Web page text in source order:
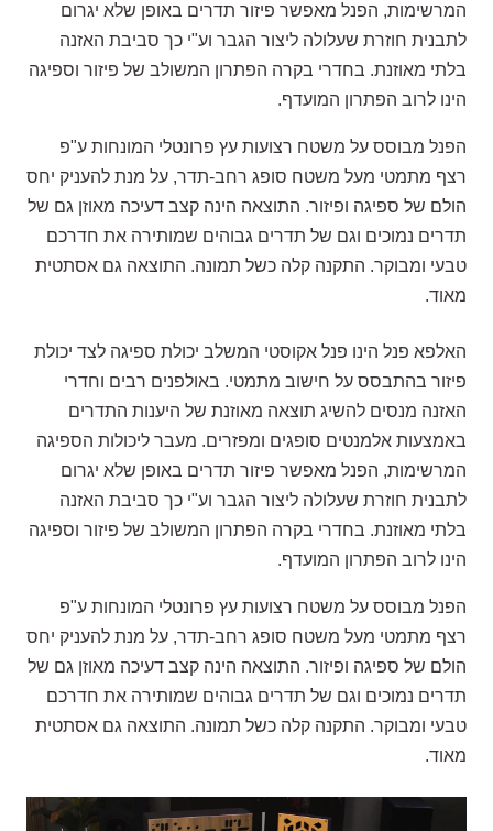
המרשימות, הפנל מאפשר פיזור תדרים באופן שלא יגרום
לתבנית חוזרת שעלולה ליצור הגבר וע"י כך סביבת האזנה
בלתי מאוזנת. בחדרי בקרה הפתרון המשולב של פיזור וספיגה
הינו לרוב הפתרון המועדף.
הפנל מבוסס על משטח רצועות עץ פרונטלי המונחות ע"פ
רצף מתמטי מעל משטח סופג רחב-תדר, על מנת להעניק יחס
הולם של ספיגה ופיזור. התוצאה הינה קצב דעיכה מאוזן גם של
תדרים נמוכים וגם של תדרים גבוהים שמותירה את חדרכם
טבעי ומבוקר. התקנה קלה כשל תמונה. התוצאה גם אסתטית
מאוד.
האלפא פנל הינו פנל אקוסטי המשלב יכולת ספיגה לצד יכולת
פיזור בהתבסס על חישוב מתמטי. באולפנים רבים וחדרי
האזנה מנסים להשיג תוצאה מאוזנת של היענות התדרים
באמצעות אלמנטים סופגים ומפזרים. מעבר ליכולות הספיגה
המרשימות, הפנל מאפשר פיזור תדרים באופן שלא יגרום
לתבנית חוזרת שעלולה ליצור הגבר וע"י כך סביבת האזנה
בלתי מאוזנת. בחדרי בקרה הפתרון המשולב של פיזור וספיגה
הינו לרוב הפתרון המועדף.
הפנל מבוסס על משטח רצועות עץ פרונטלי המונחות ע"פ
רצף מתמטי מעל משטח סופג רחב-תדר, על מנת להעניק יחס
הולם של ספיגה ופיזור. התוצאה הינה קצב דעיכה מאוזן גם של
תדרים נמוכים וגם של תדרים גבוהים שמותירה את חדרכם
טבעי ומבוקר. התקנה קלה כשל תמונה. התוצאה גם אסתטית
מאוד.